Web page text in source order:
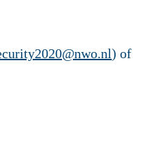
) of